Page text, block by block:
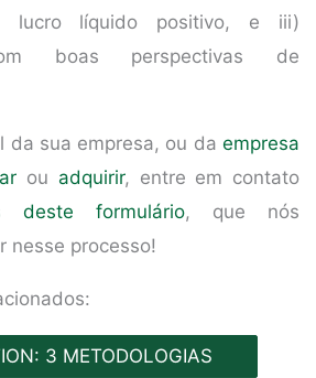
lucro líquido positivo, e iii)
boas perspectivas de
da sua empresa, ou da empresa
ou adquirir, entre em contato
deste formulário, que nós
nesse processo!
3 METODOLOGIAS